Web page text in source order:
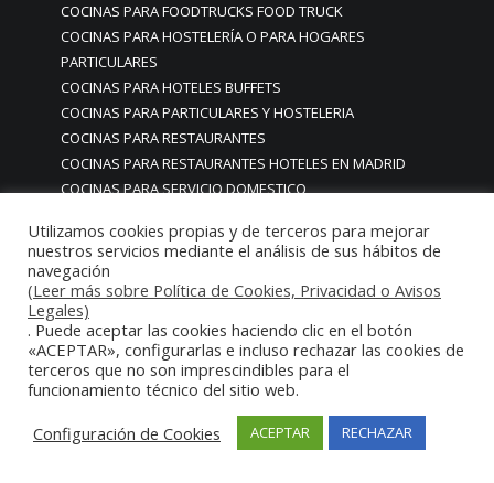
COCINAS PARA FOODTRUCKS FOOD TRUCK
COCINAS PARA HOSTELERÍA O PARA HOGARES
PARTICULARES
COCINAS PARA HOTELES BUFFETS
COCINAS PARA PARTICULARES Y HOSTELERIA
COCINAS PARA RESTAURANTES
COCINAS PARA RESTAURANTES HOTELES EN MADRID
COCINAS PARA SERVICIO DOMESTICO
COCINAS PREMIUM GAMA ALTA EN MADRID
COCINAS PREMIUM LUJO PARA RESTAURANTES
RESTAURACIÓN MADRID
COCINAS PREMIUM MADRID
COCINAS PREMIUM PROFESIONALES MADRID
COCINAS PROFESIONALES
COCINAS PROFESIONALES • MOBILIARIO • ENCIMERAS •
REVESTIMIENTOS • ESTRUCTURAS • ELEMENTOS
DECORATIVOS ACERO INOXIDABLE
Utilizamos cookies propias y de terceros para mejorar
nuestros servicios mediante el análisis de sus hábitos de
navegación
(Leer más sobre Política de Cookies, Privacidad o Avisos
Legales)
. Puede aceptar las cookies haciendo clic en el botón
«ACEPTAR», configurarlas e incluso rechazar las cookies de
terceros que no son imprescindibles para el
funcionamiento técnico del sitio web.
Configuración de Cookies
ACEPTAR RECHAZAR